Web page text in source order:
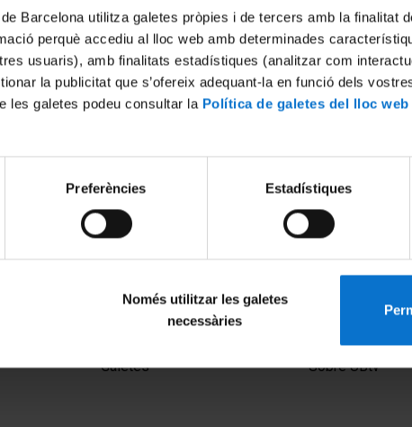
Barcelona utilitza galetes pròpies i de tercers amb la finalitat
perquè accediu al lloc web amb determinades
usuaris), amb finalitats estadístiques (analitzar com
la publicitat que s’ofereix adequant-la en funció dels
les galetes podeu consultar la Política de galetes del lloc
Preferències Estadístiques
Només utilitzar les galetes
necessàries
la XII Jornada Ambiental
El futur dels joves a
canvi climàtic
17 juliol, 2023
Galetes
Sobre UBtv